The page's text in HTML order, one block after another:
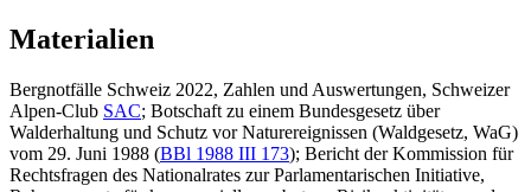
Materialien
Bergnotfälle Schweiz 2022, Zahlen und Auswertungen, Schweizer
Alpen-Club SAC; Botschaft zu einem Bundesgesetz über
Walderhaltung und Schutz vor Naturereignissen (Waldgesetz, WaG)
vom 29. Juni 1988 (BBl 1988 III 173); Bericht der Kommission für
Rechtsfragen des Nationalrates zur Parlamentarischen Initiative,